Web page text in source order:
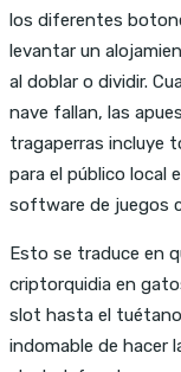
los diferentes
levantar un
al doblar o dividir.
nave fallan, las
tragaperras incluye
para el público local
software de juegos
Esto se traduce en
criptorquidia en
slot hasta el
indomable de hacer